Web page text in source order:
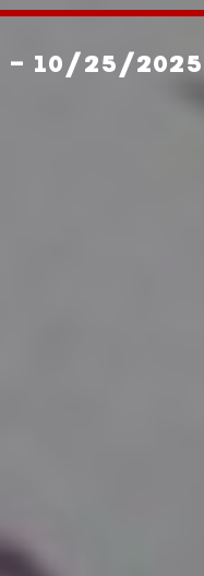
- 10/25/2025